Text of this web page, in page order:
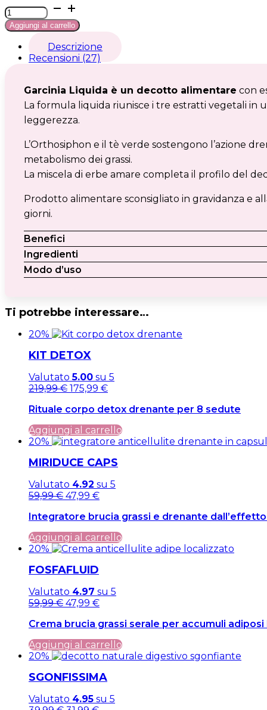
Garcinia
liquida
quantità
Aggiungi al carrello
Descrizione
Recensioni (27)
Garcinia Liquida è un decotto alimentare con
La formula liquida riunisce i tre estratti vegetali
leggerezza.
L’Orthosiphon e il tè verde sostengono l’azione
metabolismo dei grassi.
La miscela di erbe amare completa il profilo del
Prodotto alimentare sconsigliato in gravidanza e
giorni.
Benefici
Ingredienti
Modo d’uso
Ti potrebbe interessare…
20%
KIT DETOX
Valutato5.00 su 5
Il
originale
era:
219,99 €.
219,99€Il
attuale
è:
219,99 €.
175,99 €
Rituale corpo detox drenante per 8 sedute
Aggiungi al carrello
20%
MIRIDUCE CAPS
Valutato 4.92 su 5
Il
originale
era:
59,99 €.
59,99€Il
attuale
è:
59,99 €.
47,99 €
Integratore brucia grassi e drenante
Aggiungi al carrello
20%
FOSFAFLUID
Valutato 4.97 su 5
Il
originale
era:
59,99 €.
59,99€Il
attuale
è:
59,99 €.
47,99 €
Crema brucia grassi serale per accumuli adiposi
Aggiungi al carrello
20%
SGONFISSIMA
Valutato 4.95 su 5